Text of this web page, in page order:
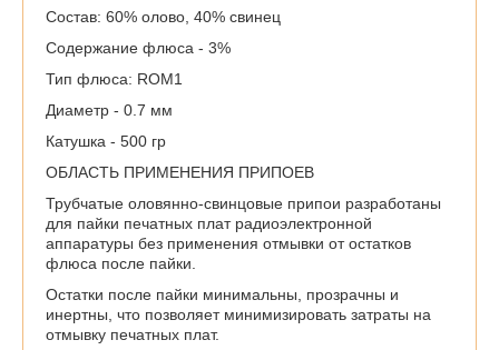
Состав: 60% олово, 40% свинец
Содержание флюса - 3%
Тип флюса: ROM1
Диаметр - 0.7 мм
Катушка - 500 гр
ОБЛАСТЬ ПРИМЕНЕНИЯ ПРИПОЕВ
Трубчатые оловянно-свинцовые припои разработаны
для пайки печатных плат радиоэлектронной
аппаратуры без применения отмывки от остатков
флюса после пайки.
Остатки после пайки минимальны, прозрачны и
инертны, что позволяет минимизировать затраты на
отмывку печатных плат.